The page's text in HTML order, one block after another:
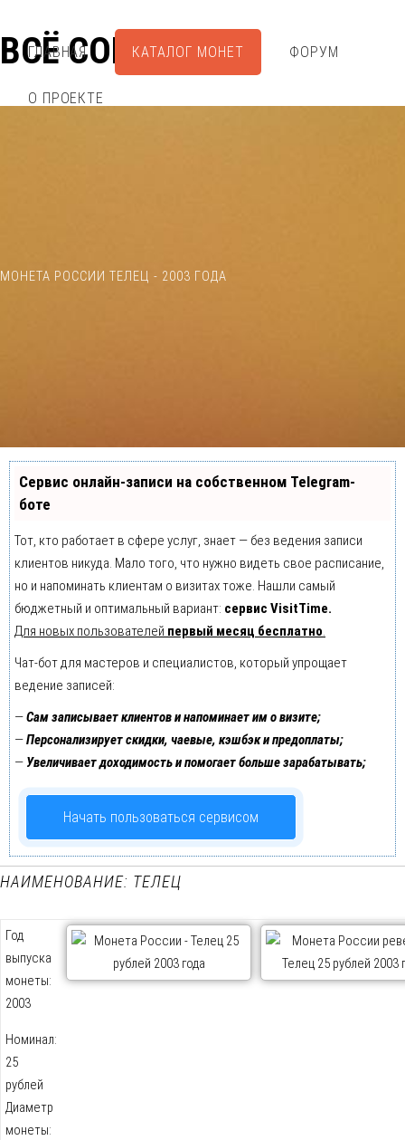
ВСЁ СОБРАЛ
ГЛАВНАЯ КАТАЛОГ МОНЕТ ФОРУМ
О ПРОЕКТЕ
МОНЕТА РОССИИ ТЕЛЕЦ - 2003 ГОДА
Сервис онлайн-записи на собственном Telegram-
боте
Тот, кто работает в сфере услуг, знает — без ведения записи
клиентов никуда. Мало того, что нужно видеть свое расписание,
но и напоминать клиентам о визитах тоже. Нашли самый
бюджетный и оптимальный вариант: сервис VisitTime.
Для новых пользователей первый месяц бесплатно.
Чат-бот для мастеров и специалистов, который упрощает
ведение записей:
—Сам записывает клиентов и напоминает им о визите;
—Персонализирует скидки, чаевые, кэшбэк и предоплаты;
— Увеличивает доходимость и помогает больше зарабатывать;
Начать пользоваться сервисом
НАИМЕНОВАНИЕ: ТЕЛЕЦ
Год
выпуска
монеты:
2003
Номинал:
25
рублей
Диаметр
монеты: